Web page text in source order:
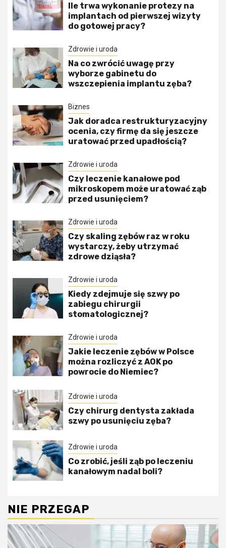
Ile trwa wykonanie protezy na
implantach od pierwszej wizyty
do gotowej pracy?
Zdrowie i uroda
Na co zwrócić uwagę przy
wyborze gabinetu do
wszczepienia implantu zęba?
Biznes
Jak doradca restrukturyzacyjny
ocenia, czy firmę da się jeszcze
uratować przed upadłością?
Zdrowie i uroda
Czy leczenie kanałowe pod
mikroskopem może uratować ząb
przed usunięciem?
Zdrowie i uroda
Czy skaling zębów raz w roku
wystarczy, żeby utrzymać
zdrowe dziąsła?
Zdrowie i uroda
Kiedy zdejmuje się szwy po
zabiegu chirurgii
stomatologicznej?
Zdrowie i uroda
Jakie leczenie zębów w Polsce
można rozliczyć z AOK po
powrocie do Niemiec?
Zdrowie i uroda
Czy chirurg dentysta zakłada
szwy po usunięciu zęba?
Zdrowie i uroda
Co zrobić, jeśli ząb po leczeniu
kanałowym nadal boli?
NIE PRZEGAP